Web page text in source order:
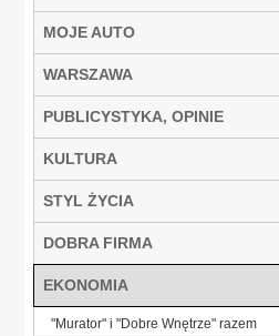
MOJE AUTO
WARSZAWA
PUBLICYSTYKA, OPINIE
KULTURA
STYL ŻYCIA
DOBRA FIRMA
EKONOMIA
"Murator" i "Dobre Wnętrze" razem